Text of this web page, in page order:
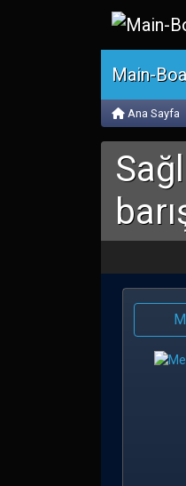
Main-
Ana Sayfa